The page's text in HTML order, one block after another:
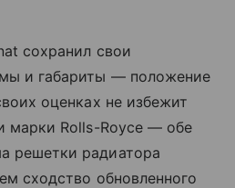
сохранил свои
и габариты — положение
оценках не избежит
марки Rolls-Royce — обе
решетки радиатора
сходство обновленного